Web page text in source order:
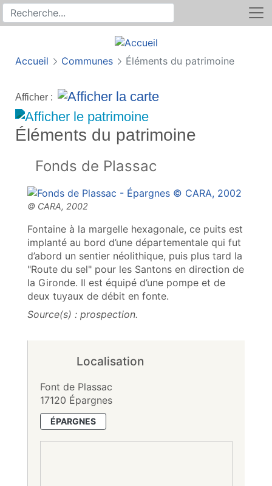
Recherche sur le site
Rechercher
Accueil Communes Éléments du patrimoine
Afficher :
Éléments du patrimoine
Fonds de Plassac
Fontaine à la margelle hexagonale, ce puits est
implanté au bord d’une départementale qui fut
d’abord un sentier néolithique, puis plus tard la
"Route du sel" pour les Santons en direction de
la Gironde. Il est équipé d’une pompe et de
deux tuyaux de débit en fonte.
Source(s) : prospection.
Localisation
Font de Plassac
17120 Épargnes
ÉPARGNES